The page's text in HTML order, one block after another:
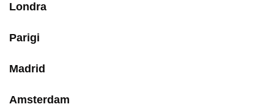
Londra
Parigi
Madrid
Amsterdam